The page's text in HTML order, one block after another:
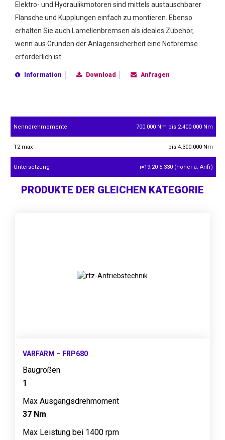
Elektro- und Hydraulikmotoren sind mittels austauschbarer
Flansche und Kupplungen einfach zu montieren. Ebenso
erhalten Sie auch Lamellenbremsen als ideales Zubehör,
wenn aus Gründen der Anlagensicherheit eine Notbremse
erforderlich ist.
Information Download Anfragen
Nenndrehmomente 700.000 Nm bis 2.400.000 Nm
T2 max bis 4.300.000 Nm
Untersetzung i=19.20-5.330 (höher a. Anfr)
PRODUKTE DER GLEICHEN KATEGORIE
VARFARM – FRP680
Baugrößen
1
Max Ausgangsdrehmoment
37 Nm
Max Leistung bei 1400 rpm